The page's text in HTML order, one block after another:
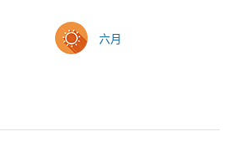
六月